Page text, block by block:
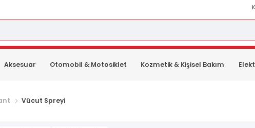
Aksesuar Otomobil & Motosiklet Kozmetik & Kişisel Bakım
Vücut Spreyi